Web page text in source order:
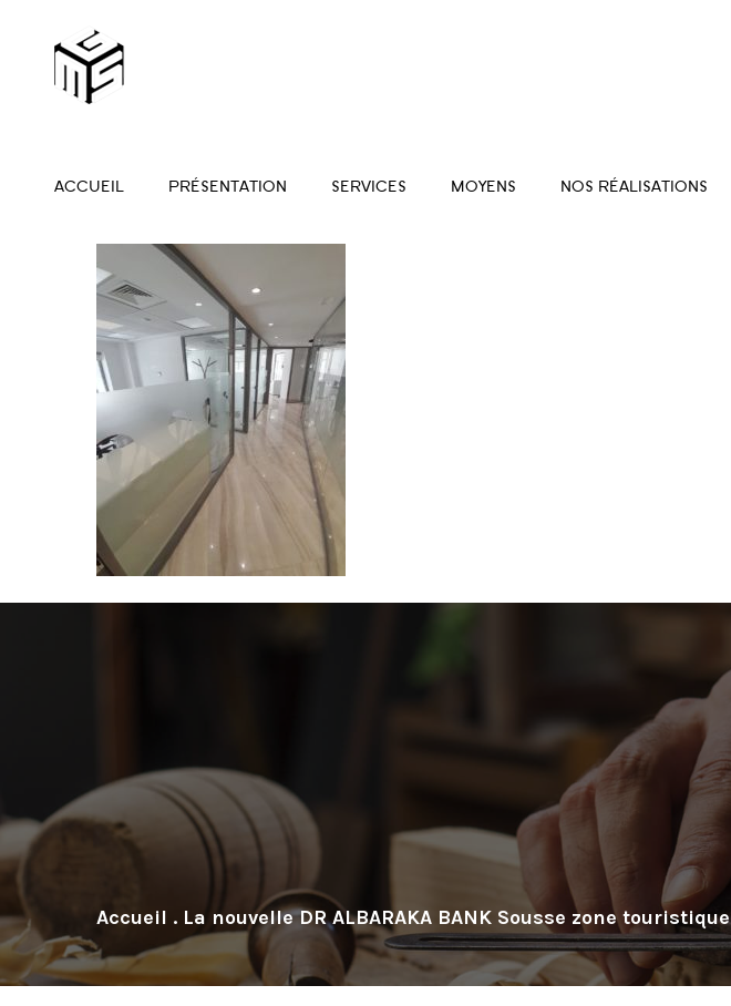
ACCUEIL PRÉSENTATION SERVICES MOYENS NOS RÉALISATIONS
. La nouvelle DR ALBARAKA BANK Sousse zone touristique